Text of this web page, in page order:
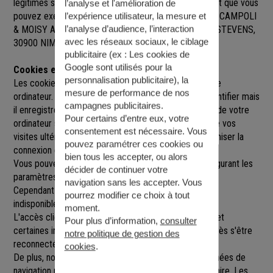
légitimes sur l’ensemble des données vous concernant que vous
pouvez exercer sur simple demande auprès de SARL CAMPOLI
& MOISY ASSURANCES, à32 RUE ROBERT MALLET STEVENS,
30900 NIMES,nimessud@agence.generali.fr.
Cookies et sessions
Les cookies sont de petits fichiers implantés sur votre
ordinateur. Un cookie ne nous permet pas de vous identifier mais
il enregistre des informations relatives à la navigation de votre
ordinateur sur notre site que nous pourrons lire lors de vos
visites ultérieures afin de faciliter la navigation, d'optimiser la
connexion et de personnaliser l'utilisation du site.
Vous pouvez refuser l'utilisation des cookies en configurant les
paramètres de votre navigateur Internet.
Cependant le fait de refuser les cookies peut rendre
indisponibles toutes ou certaines parties du site.
L'accès client est construit avec un délai de session, et
certaines informations ne seront remises à jour qu'après s'être
reconnecté sur le site.
De plus, nous pouvons être amenés à utiliser vos données de
l’analyse et l'amélioration de
l’expérience utilisateur, la mesure et
l’analyse d’audience, l’interaction
avec les réseaux sociaux, le ciblage
publicitaire (ex : Les cookies de
Google sont utilisés pour la
personnalisation publicitaire), la
mesure de performance de nos
campagnes publicitaires.
Pour certains d’entre eux, votre
consentement est nécessaire. Vous
pouvez paramétrer ces cookies ou
bien tous les accepter, ou alors
décider de continuer votre
navigation sans les accepter. Vous
pourrez modifier ce choix à tout
moment.
Pour plus d’information, consulter
notre politique de gestion des
cookies.